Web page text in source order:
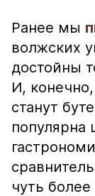
Ранее мы
волжских
достойны
И,
станут
популярна
чуть